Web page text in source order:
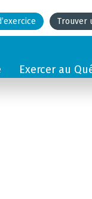
Trouver
Exercer au